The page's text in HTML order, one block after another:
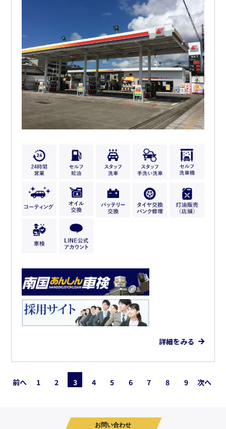
詳細をみる
前へ 1 2 3 4 5 6 7 8 9 次へ
お問い合わせ